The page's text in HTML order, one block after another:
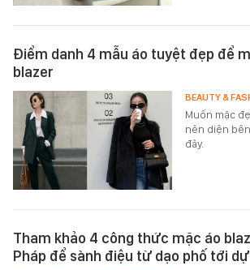
Điểm danh 4 mẫu áo tuyệt đẹp để
blazer
Muốn mặc
nên diện
đây.
BEAUTY &
Tham khảo 4 công thức mặc áo
Pháp để sành điệu từ dạo phố tới